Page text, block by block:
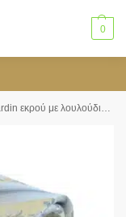
0
με λουλούδια 7 cm